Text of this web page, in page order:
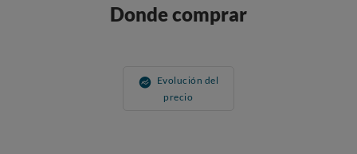
Donde comprar
Evolución del
precio